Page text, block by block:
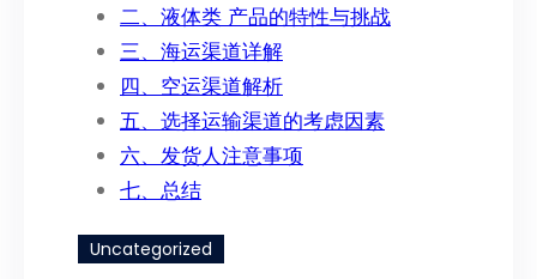
二、液体类 产品的特性与挑战
三、海运渠道详解
四、空运渠道解析
五、选择运输渠道的考虑因素
六、发货人注意事项
七、总结
Uncategorized